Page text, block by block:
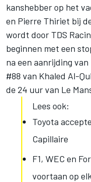
kanshebber op het
en Pierre Thiriet bij
wordt door TDS
beginnen met een
na een aanrijding
#88 van Khaled Al-
de 24 uur van Le
Lees ook:
Toyota
Capillaire
F1, WEC en
voortaan op